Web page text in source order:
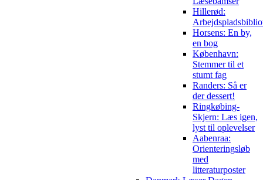
Hillerød:
Horsens: En by,
en bog
København:
Stemmer til et
stumt fag
Randers: Så er
der dessert!
Ringkøbing-
Skjern: Læs igen,
lyst til oplevelser
Aabenraa:
Orienteringsløb
med
litteraturposter